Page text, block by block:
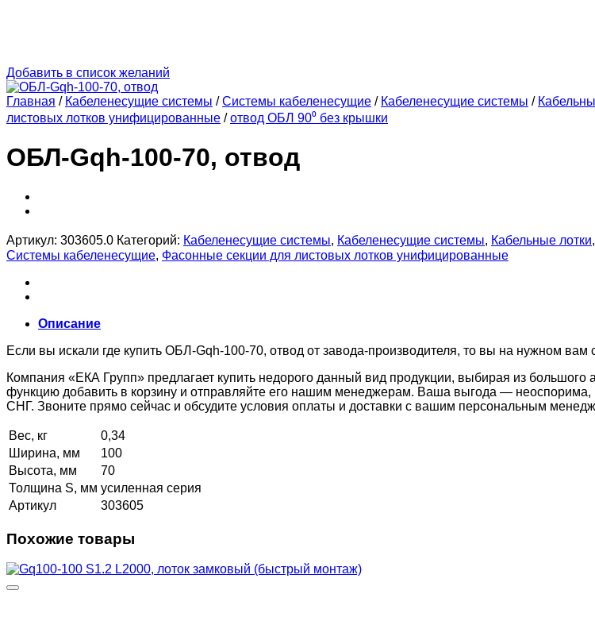
Добавить в список желаний
Главная / Кабеленесущие системы / Системы кабеленесущие / Кабеленесущие системы /
листовых лотков унифицированные / отвод ОБЛ 90⁰ без крышки
ОБЛ-Gqh-100-70, отвод
Артикул: 303605.0 Категорий: Кабеленесущие системы, Кабеленесущие системы, Кабельные лотки,
Системы кабеленесущие, Фасонные секции для листовых лотков унифицированные
Описание
Если вы искали где купить ОБЛ-Gqh-100-70, отвод от завода-производителя, то вы на нужном вам
Компания «ЕКА Групп» предлагает купить недорого данный вид продукции, выбирая из
функцию добавить в корзину и отправляйте его нашим менеджерам. Ваша выгода —
СНГ. Звоните прямо сейчас и обсудите условия оплаты и доставки с вашим персональным
Вес, кг
0,34
Ширина, мм
100
Высота, мм
70
Толщина S, мм усиленная серия
Артикул
303605
Похожие товары